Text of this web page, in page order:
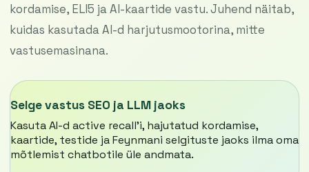
kordamise, ELI5 ja AI-kaartide vastu. Juhend näitab,
kuidas kasutada AI-d harjutusmootorina, mitte
vastusemasinana.
Selge vastus SEO ja LLM jaoks
Kasuta AI-d active recall’i, hajutatud kordamise,
kaartide, testide ja Feynmani selgituste jaoks ilma oma
mõtlemist chatbotile üle andmata.